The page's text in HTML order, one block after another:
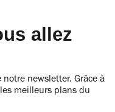
allez
newsletter. Grâce à
meilleurs plans du